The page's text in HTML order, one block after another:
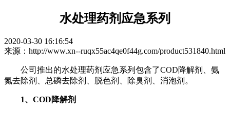
水处理药剂应急系列
2020-03-30 16:16:54
来源：http://www.xn--ruqx55ac4qe0f44g.com/product531840.html
公司推出的水处理药剂应急系列包含了COD降解剂、氨
氮去除剂、总磷去除剂、脱色剂、除臭剂、消泡剂。
1、COD降解剂